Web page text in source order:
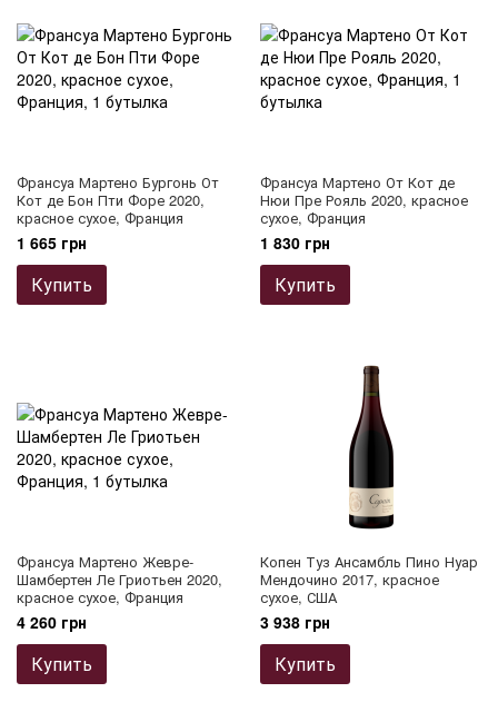
Франсуа Мартено Бургонь От
Кот де Бон Пти Форе 2020,
красное сухое, Франция
1 665 грн
Купить
Франсуа Мартено От Кот де
Нюи Пре Рояль 2020, красное
сухое, Франция
1 830 грн
Купить
Франсуа Мартено Жевре-
Шамбертен Ле Гриотьен 2020,
красное сухое, Франция
4 260 грн
Купить
Копен Туз Ансамбль Пино Нуар
Мендочино 2017, красное
сухое, США
3 938 грн
Купить